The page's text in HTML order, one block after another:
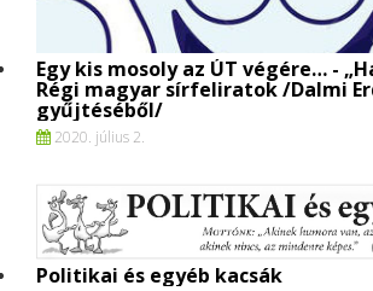
Egy kis mosoly az ÚT végére… -
Régi magyar sírfeliratok /Dalmi
gyűjtéséből/
2020. július 2.
Politikai és egyéb kacsák